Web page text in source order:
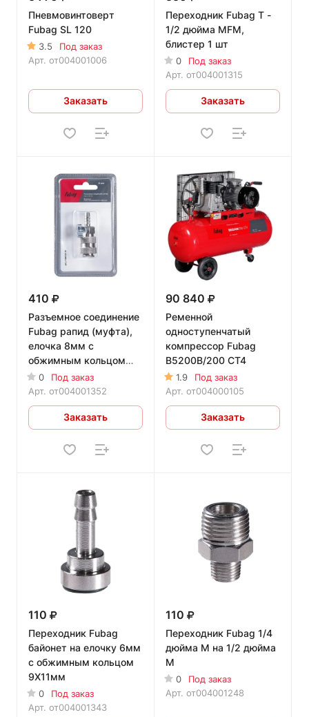
Пневмовинтоверт
Fubag SL 120
3.5
Под заказ
Арт. от004001006
Заказать
Переходник Fubag T -
1/2 дюйма MFM,
блистер 1 шт
0
Под заказ
Арт. от004001315
Заказать
410
Разъемное соединение
Fubag рапид (муфта),
елочка 8мм с
обжимным кольцом
8х13мм, блистер 1 шт
0
Под заказ
Арт. от004001352
Заказать
90 840
Ременной
одноступенчатый
компрессор Fubag
B5200B/200 CT4
1.9
Под заказ
Арт. от004000105
Заказать
110
Переходник Fubag
байонет на елочку 6мм
с обжимным кольцом
9Х11мм
0
Под заказ
Арт. от004001343
110
Переходник Fubag 1/4
дюйма М на 1/2 дюйма
M
0
Под заказ
Арт. от004001248